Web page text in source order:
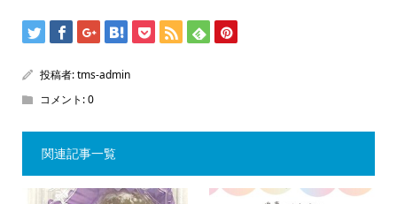
投稿者:tms-admin
コメント:0
関連記事一覧